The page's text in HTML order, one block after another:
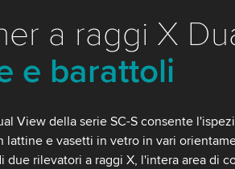
a raggi X
e barattoli
View della serie SC-S consente
lattine e vasetti in vetro in vari
due rilevatori a raggi X, l'intera area di